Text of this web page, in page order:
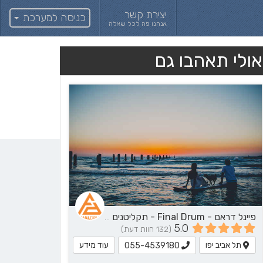
יצירת קשר
אנחנו פה לכל שאלה כניסה למערכת
אולי תאהבו גם
פיינל דראם - Final Drum - תקליטנים - DJ, נגן / הרכב מוזיקלי, שירותי מוזיקה
5.0 (132 חוות דעת)
תל אביב יפו 055-4539180 עוד מידע